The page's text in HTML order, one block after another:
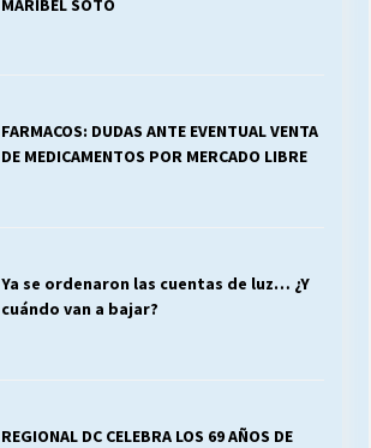
FARMACOS: DUDAS ANTE EVENTUAL VENTA
DE MEDICAMENTOS POR MERCADO LIBRE
Ya se ordenaron las cuentas de luz… ¿Y
cuándo van a bajar?
REGIONAL DC CELEBRA LOS 69 AÑOS DE